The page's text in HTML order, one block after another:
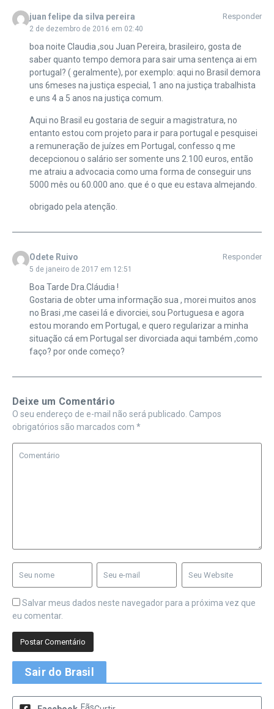
juan felipe da silva pereira
2 de dezembro de 2016 em 02:40
Responder
boa noite Claudia ,sou Juan Pereira, brasileiro, gosta de
saber quanto tempo demora para sair uma sentença ai em
portugal? ( geralmente), por exemplo: aqui no Brasil demora
uns 6meses na justiça especial, 1 ano na justiça trabalhista
e uns 4 a 5 anos na justiça comum.
Aqui no Brasil eu gostaria de seguir a magistratura, no
entanto estou com projeto para ir para portugal e pesquisei
a remuneração de juízes em Portugal, confesso q me
decepcionou o salário ser somente uns 2.100 euros, então
me atraiu a advocacia como uma forma de conseguir uns
5000 mês ou 60.000 ano. que é o que eu estava almejando.
obrigado pela atenção.
Odete Ruivo
5 de janeiro de 2017 em 12:51
Responder
Boa Tarde Dra.Cláudia !
Gostaria de obter uma informação sua , morei muitos anos
no Brasi ,me casei lá e divorciei, sou Portuguesa e agora
estou morando em Portugal, e quero regularizar a minha
situação cá em Portugal ser divorciada aqui também ,como
faço? por onde começo?
Deixe um Comentário
O seu endereço de e-mail não será publicado. Campos
obrigatórios são marcados com *
Salvar meus dados neste navegador para a próxima vez que
eu comentar.
Sair do Brasil